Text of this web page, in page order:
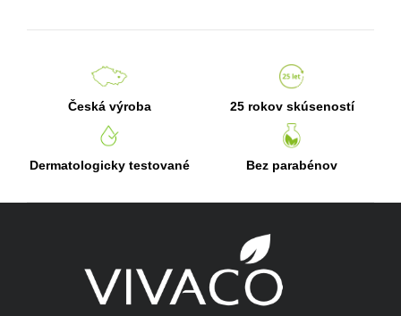
l
r
v
ý
Česká výroba 25 rokov skúseností
Dermatologicky testované Bez parabénov